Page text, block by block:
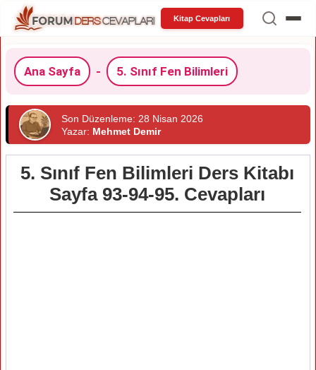
Kitap Cevapları
Ana Sayfa - 5. Sınıf Fen Bilimleri
Son Düzenleme: 28 Nisan 2026
Yazar: Mehmet Demir
5. Sınıf Fen Bilimleri Ders Kitabı
Sayfa 93-94-95. Cevapları